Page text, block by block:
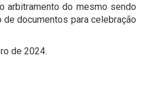
arbitramento do mesmo sendo
documentos para celebração
de 2024.